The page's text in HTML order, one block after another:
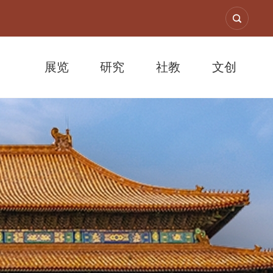
展览 研究 社教 文创